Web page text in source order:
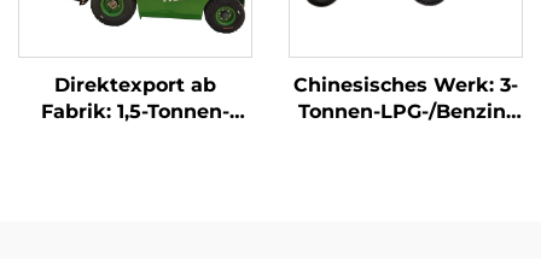
Direktexport ab
Fabrik: 1,5-Tonnen-
Chinesisches Werk: 3-
Tonnen-LPG-/Benzin-